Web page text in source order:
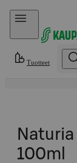
Hyppää sisältöön
Tuotteet
100ml